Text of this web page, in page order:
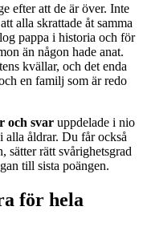
efter att de är över. Inte
alla skrattade åt samma
pappa i historia och för
än någon hade anat.
kvällar, och det enda
en familj som är redo
och svar uppdelade i nio
alla åldrar. Du får också
sätter rätt svårighetsgrad
till sista poängen.
för hela